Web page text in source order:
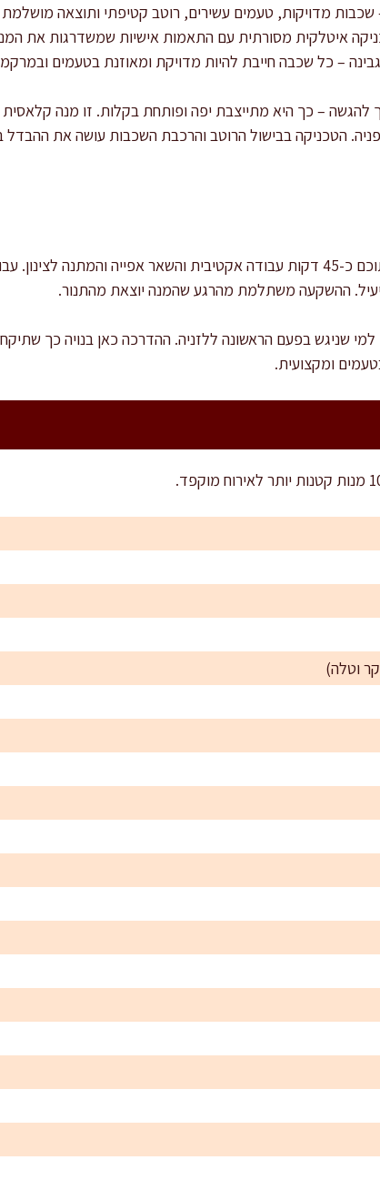
מדויקות, טעמים עשירים, רוטב קטיפתי ותוצאה
איטלקית מסורתית עם התאמות אישיות שמשדרגות את
– כל שכבה חייבת להיות מדויקת ומאוזנת בטעמים
– כך היא מתייצבת יפה ופותחת בקלות. זו מנה קלאסית
הטכניקה בבישול הרוטב והרכבת השכבות עושה את ההבדל
זמן ההכנה הכולל הוא כשעה ו-45 דקות, מתוכם כ-45 דקות עבודה אקטיבית והשאר אפייה
ההשקעה משתלמת מהרגע שהמנה יוצאת מהתנור.
שניגש בפעם הראשונה ללזניה. ההדרכה כאן בנויה כך
ומקצועית.